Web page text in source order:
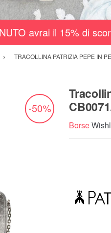
avrai il 15% di
TRACOLLINA PATRIZIA PEPE IN
-50%
Borse